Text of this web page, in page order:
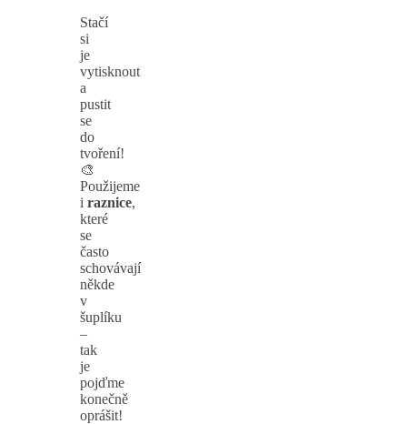
Stačí
si
je
vytisknout
a
pustit
se
do
tvoření!
🎨
Použijeme
i raznice,
které
se
často
schovávají
někde
v
šuplíku
–
tak
je
pojďme
konečně
oprášit!